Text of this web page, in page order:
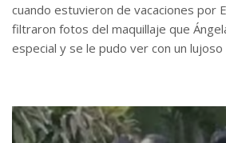
cuando estuvieron de vacaciones por
filtraron fotos del maquillaje que
especial y se le pudo ver con un